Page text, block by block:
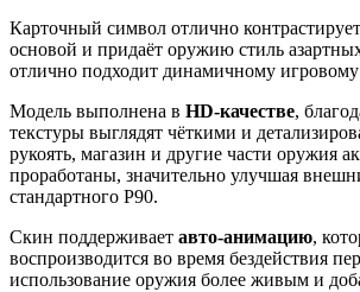
Карточный символ отлично
основой и придаёт оружию стиль
отлично подходит динамичному игровому
Модель выполнена в HD-качестве,
текстуры выглядят чёткими и
рукоять, магазин и другие части оружия
проработаны, значительно улучшая
стандартного P90.
Скин поддерживает авто-анимацию,
воспроизводится во время бездействия
использование оружия более живым и